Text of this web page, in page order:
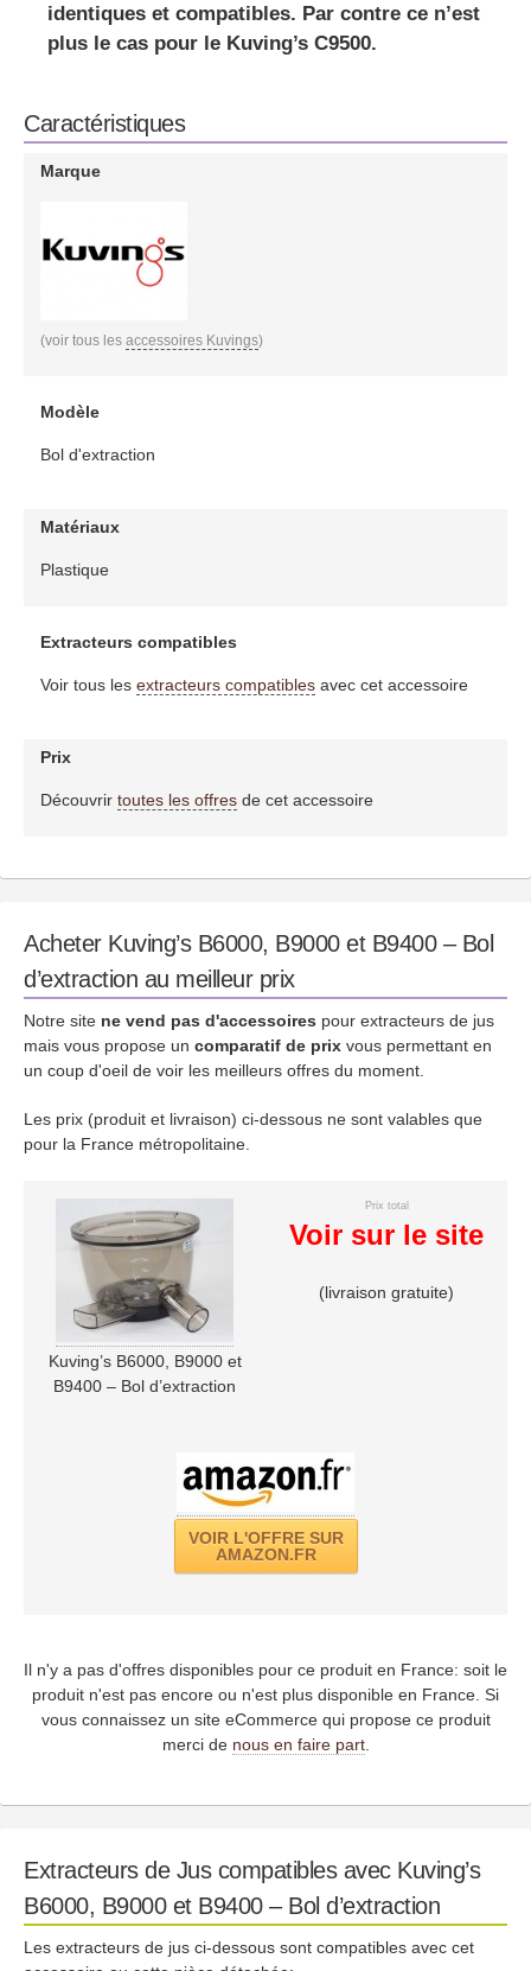
identiques et compatibles. Par contre ce n’est
plus le cas pour le Kuving’s C9500.
Caractéristiques
Marque
(voir tous les accessoires Kuvings)
Modèle
Bol d'extraction
Matériaux
Plastique
Extracteurs compatibles
Voir tous les extracteurs compatiblesavec cet accessoire
Prix
Découvrir toutes les offresde cet accessoire
Acheter Kuving’s B6000, B9000 et B9400 – Bol
d’extraction au meilleur prix
Notre site ne vend pas d'accessoires pour extracteurs de jus
mais vous propose un comparatif de prix vous permettant en
un coup d'oeil de voir les meilleurs offres du moment.
Les prix (produit et livraison) ci-dessous ne sont valables que
pour la France métropolitaine.
Kuving’s B6000, B9000 et
B9400 – Bol d’extraction
Prix total
Voir sur le site
(livraison gratuite)
VOIR L'OFFRE SUR
AMAZON.FR
Il n'y a pas d'offres disponibles pour ce produit en France: soit le
produit n'est pas encore ou n'est plus disponible en France. Si
vous connaissez un site eCommerce qui propose ce produit
merci de nous en faire part.
Extracteurs de Jus compatibles avec Kuving’s
B6000, B9000 et B9400 – Bol d’extraction
Les extracteurs de jus ci-dessous sont compatibles avec cet